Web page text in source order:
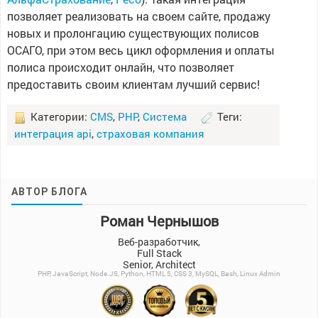
позволяет реализовать на своем сайте, продажу
новых и пролонгацию существующих полисов
ОСАГО, при этом весь цикл оформления и оплаты
полиса происходит онлайн, что позволяет
предоставить своим клиентам лучший сервис!
Категории: CMS, PHP, Система
Теги:
интеграция api, страховая компания
АВТОР БЛОГА
Роман Чернышов
Веб-разработчик,
Full Stack
Senior, Architect
PHP, JavaScript, Node.JS, Python, HTML 5, CSS 3, MySQL, Bash, Linux Admin